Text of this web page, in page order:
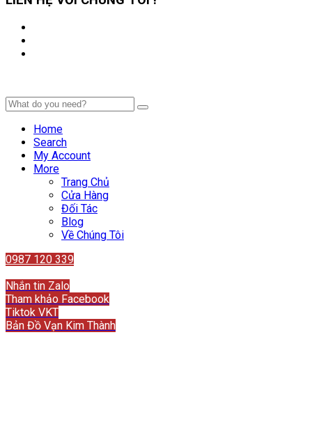
Home
Search
My Account
More
Trang Chủ
Cửa Hàng
Đối Tác
Blog
Về Chúng Tôi
0987 120 339
Nhắn tin Zalo
Tham khảo Facebook
Tiktok VKT
Bản Đồ Vạn Kim Thành